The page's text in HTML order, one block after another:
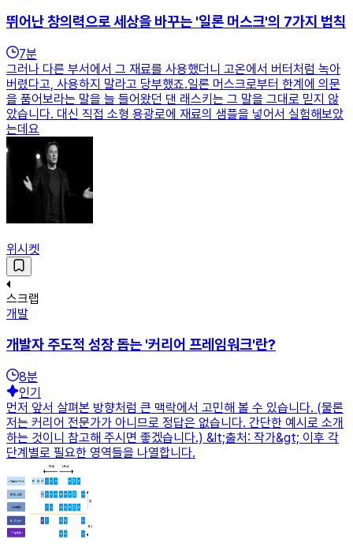
뛰어난 창의력으로 세상을 바꾸는 '일론 머스크'의 7가지 법칙
7분
그러나 다른 부서에서 그 재료를 사용했더니 고온에서 버터처럼 녹아
버렸다고, 사용하지 말라고 당부했죠.일론 머스크로부터 한계에 의문
을 품어보라는 말을 늘 들어왔던 댄 래스키는 그 말을 그대로 믿지 않
았습니다. 대신 직접 소형 용광로에 재료의 샘플을 넣어서 실험해보았
는데요
위시켓
스크랩
개발
개발자 주도적 성장 돕는 '커리어 프레임워크'란?
8분
인기
먼저 앞서 살펴본 방향처럼 큰 맥락에서 고민해 볼 수 있습니다. (물론
저는 커리어 전문가가 아니므로 정답은 없습니다. 간단한 예시로 소개
하는 것이니 참고해 주시면 좋겠습니다.) &lt;출처: 작가&gt; 이후 각
단계별로 필요한 영역들을 나열합니다.